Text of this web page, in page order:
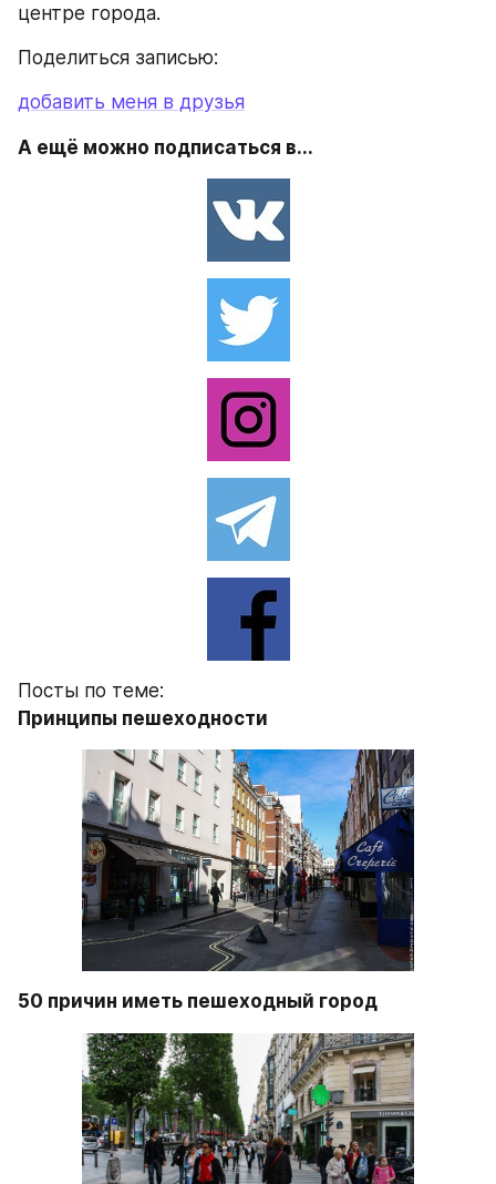
центре города.
Поделиться записью:
добавить меня в друзья
А ещё можно подписаться в...
Посты по теме:
Принципы пешеходности
50 причин иметь пешеходный город